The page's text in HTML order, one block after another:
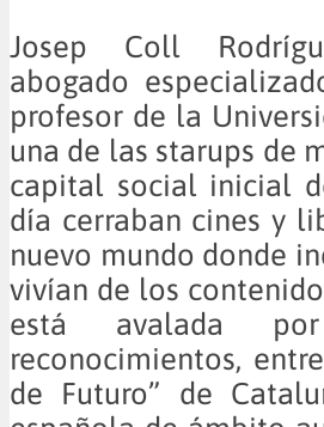
Josep Coll
abogado
profesor de la
una de las starups de
capital social inicial
día cerraban cines y
nuevo mundo donde
vivían de los
está avalada
reconocimientos,
de Futuro” de